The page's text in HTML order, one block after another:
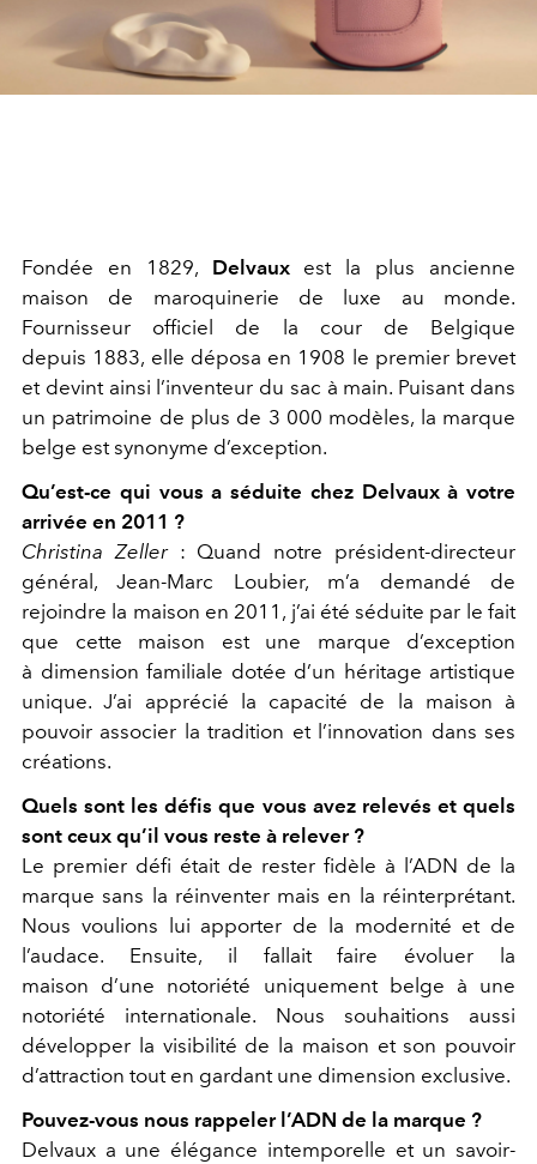
Fondée en 1829, Delvauxest la plus ancienne
maison de maroquinerie de luxe au monde.
Fournisseur officiel de la cour de Belgique
depuis 1883, elle déposa en 1908 le premier brevet
et devint ainsi l’inventeur du sac à main. Puisant dans
un patrimoine de plus de 3 000 modèles, la marque
belge est synonyme d’exception.
Qu’est-ce qui vous a séduite chez Delvaux à votre
arrivée en 2011 ?
Christina Zeller : Quand notre président-directeur
général, Jean-Marc Loubier, m’a demandé de
rejoindre la maison en 2011, j’ai été séduite par le fait
que cette maison est une marque d’exception
à dimension familiale dotée d’un héritage artistique
unique. J’ai apprécié la capacité de la maison à
pouvoir associer la tradition et l’innovation dans ses
créations.
Quels sont les défis que vous avez relevés et quels
sont ceux qu’il vous reste à relever ?
Le premier défi était de rester fidèle à l’ADN de la
marque sans la réinventer mais en la réinterprétant.
Nous voulions lui apporter de la modernité et de
l’audace. Ensuite, il fallait faire évoluer la
maison d’une notoriété uniquement belge à une
notoriété internationale. Nous souhaitions aussi
développer la visibilité de la maison et son pouvoir
d’attraction tout en gardant une dimension exclusive.
Pouvez-vous nous rappeler l’ADN de la marque ?
Delvaux a une élégance intemporelle et un savoir-